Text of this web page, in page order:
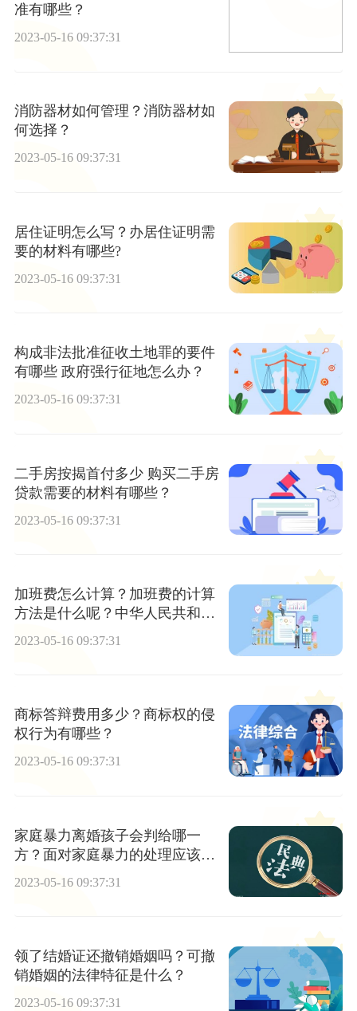
准有哪些？
2023-05-16 09:37:31
消防器材如何管理？消防器材如
何选择？
2023-05-16 09:37:31
居住证明怎么写？办居住证明需
要的材料有哪些?
2023-05-16 09:37:31
构成非法批准征收土地罪的要件
有哪些 政府强行征地怎么办？
2023-05-16 09:37:31
二手房按揭首付多少 购买二手房
贷款需要的材料有哪些？
2023-05-16 09:37:31
加班费怎么计算？加班费的计算
方法是什么呢？中华人民共和国
2023-05-16 09:37:31
商标答辩费用多少？商标权的侵
权行为有哪些？
2023-05-16 09:37:31
家庭暴力离婚孩子会判给哪一
方？面对家庭暴力的处理应该怎
2023-05-16 09:37:31
领了结婚证还撤销婚姻吗？可撤
销婚姻的法律特征是什么？
2023-05-16 09:37:31